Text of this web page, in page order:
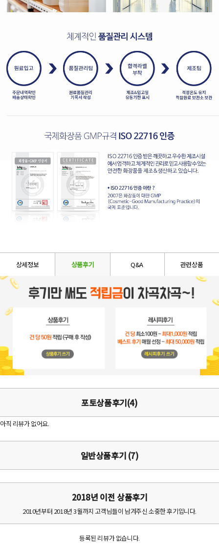
상세정보 상품후기 Q&A 관련상품
포토상품후기(4)
아직 리뷰가 없어요.
일반상품후기 (7)
2018년 이전 상품후기
2010년부터 2018년 3월까지 고객님들이 남겨주신 소중한 후기입니다.
등록된 리뷰가 없습니다.